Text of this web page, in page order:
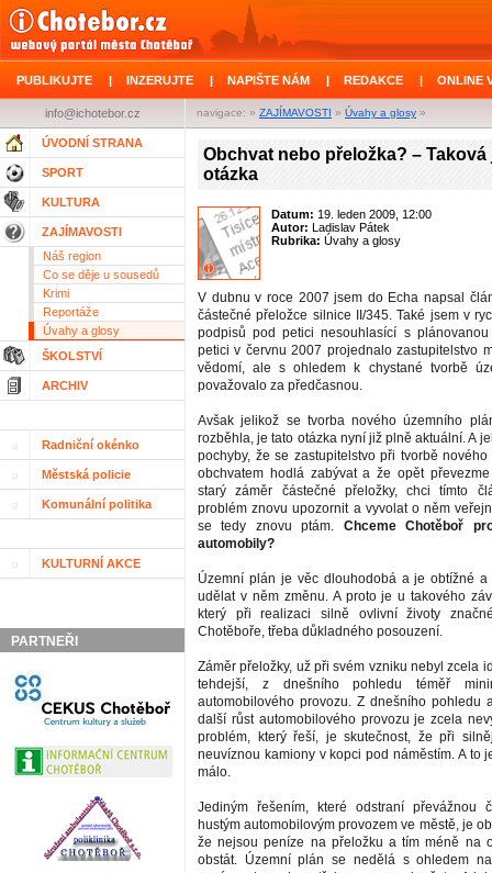
PUBLIKUJTE | INZERUJTE | NAPIŠTE NÁM | REDAKCE | ONLINE
navigace: » ZAJÍMAVOSTI » Úvahy a glosy »
info@ichotebor.cz
ÚVODNÍ STRANA
SPORT
KULTURA
ZAJÍMAVOSTI
Náš region
Co se děje u sousedů
Krimi
Reportáže
Úvahy a glosy
ŠKOLSTVÍ
ARCHIV
Radniční okénko
Městská policie
Komunální politika
KULTURNÍ AKCE
PARTNEŘI
Obchvat nebo přeložka? – Taková
otázka
Datum: 19. leden 2009, 12:00
Autor: Ladislav Pátek
Rubrika: Úvahy a glosy
V dubnu v roce 2007 jsem do Echa napsal
částečné přeložce silnice II/345. Také jsem v
podpisů pod petici nesouhlasící s plánovanou
petici v červnu 2007 projednalo zastupitelstvo
vědomí, ale s ohledem k chystané tvorbě
považovalo za předčasnou.
Avšak jelikož se tvorba nového územního
rozběhla, je tato otázka nyní již plně aktuální. A
pochyby, že se zastupitelstvo při tvorbě
obchvatem hodlá zabývat a že opět
starý záměr částečné přeložky, chci tímto
problém znovu upozornit a vyvolat o něm
se tedy znovu ptám. Chceme Chotěboř
automobily?
Územní plán je věc dlouhodobá a je obtížné a
udělat v něm změnu. A proto je u takového
který při realizaci silně ovlivní životy
Chotěboře, třeba důkladného posouzení.
Záměr přeložky, už při svém vzniku nebyl zcela
tehdejší, z dnešního pohledu téměř
automobilového provozu. Z dnešního pohledu
další růst automobilového provozu je zcela
problém, který řeší, je skutečnost, že při
neuvíznou kamiony v kopci pod náměstím. A to
málo.
Jediným řešením, které odstraní převážnou
hustým automobilovým provozem ve městě, je
že nejsou peníze na přeložku a tím méně na
obstát. Územní plán se nedělá s ohledem